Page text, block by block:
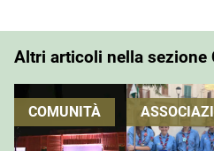
Altri articoli nella sezione
COMUNITÀ